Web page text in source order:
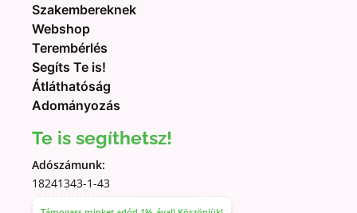
Szakembereknek
Webshop
Terembérlés
Segíts Te is!
Átláthatóság
Adományozás
Te is segíthetsz!
Adószámunk:
18241343-1-43